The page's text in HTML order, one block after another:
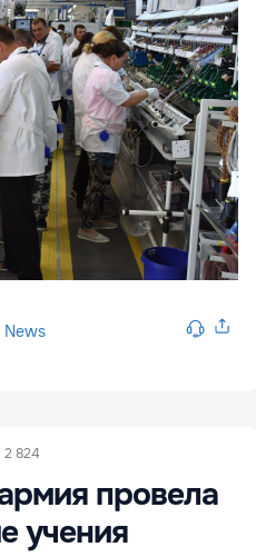
News
2 824
провела
учения